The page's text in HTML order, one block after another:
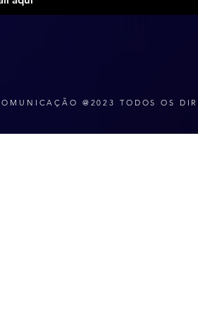
@2023 TODOS OS